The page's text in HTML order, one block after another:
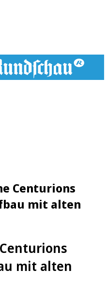
Centurions
mit alten
mit alten